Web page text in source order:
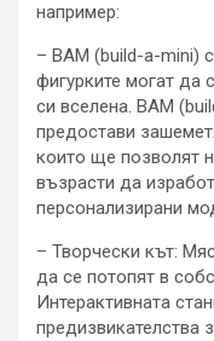
например:
– BAM (build-a-mini)
фигурките могат да
си вселена. BAM
предостави
които ще позволят
възрасти да
персонализирани
– Творчески кът:
да се потопят в
Интерактивната
предизвикателства